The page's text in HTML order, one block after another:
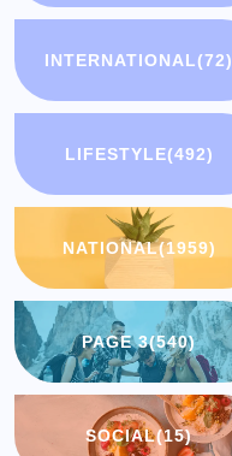
INTERNATIONAL(72)
LIFESTYLE(492)
NATIONAL(1959)
PAGE 3(540)
SOCIAL(15)